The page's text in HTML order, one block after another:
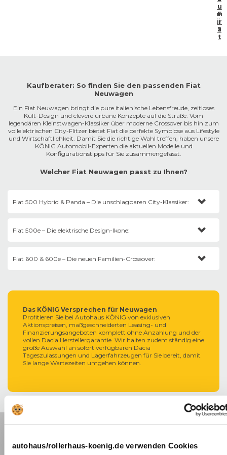
autohaus/rollerhaus-koenig.de verwenden Cookies
u
m
ir
?
u
F
i
a
t
Kaufberater: So finden Sie den passenden Fiat
Neuwagen
Ein Fiat Neuwagen bringt die pure italienische Lebensfreude, zeitloses
Kult-Design und clevere urbane Konzepte auf die Straße. Vom
legendären Kleinstwagen-Klassiker über moderne Crossover bis hin zum
vollelektrischen City-Flitzer bietet Fiat die perfekte Symbiose aus Lifestyle
und Wirtschaftlichkeit. Damit Sie die richtige Wahl treffen, haben unsere
KÖNIG Automobil-Experten die aktuellen Modelle und
Konfigurationstipps für Sie zusammengefasst.
Welcher Fiat Neuwagen passt zu Ihnen?
Fiat 500 Hybrid & Panda – Die unschlagbaren City-Klassiker:
der neueGrande Panda) als pragmatische Raumwunder überzeugen.
Schaltgetriebe kombiniert. Perfekt für minimale Unterhaltskosten in der
Fiat 500e – Die elektrische Design-Ikone:
Kultautos mit modernsten Assistenzsystemen.
serienmäßige 85-kW-Schnellladefunktion. Die Ausstattung La Prima für
Fiat 600 & 600e – Die neuen Familien-Crossover:
Hybrid (48V) Antrieb mit einem serienmäßigen Fiat Automatikgetriebe
für seidenweiche Fahrstufenwechsel im Pendleralltag.
Das KÖNIG Versprechen für Neuwagen
Profitieren Sie bei Autohaus KÖNIG von exklusiven
Aktionspreisen, maßgeschneiderten Leasing- und
Finanzierungsangeboten komplett ohne Anzahlung und der
vollen Dacia Herstellergarantie. Wir halten zudem ständig eine
große Auswahl an sofort verfügbaren Dacia
Tageszulassungen und Lagerfahrzeugen für Sie bereit, damit
Sie lange Wartezeiten umgehen können.
Modelle fürFiatModelle fürFiat